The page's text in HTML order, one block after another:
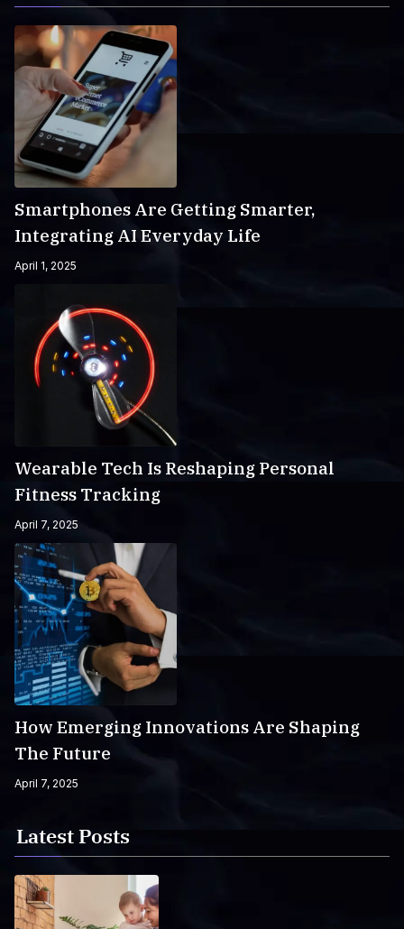
Smartphones Are Getting Smarter,
Integrating AI Everyday Life
April 1, 2025
Wearable Tech Is Reshaping Personal
Fitness Tracking
April 7, 2025
How Emerging Innovations Are Shaping
The Future
April 7, 2025
Latest Posts